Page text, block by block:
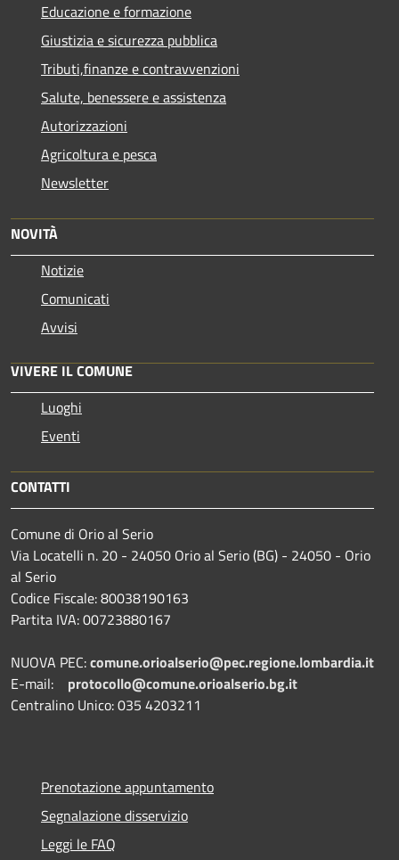
Educazione e formazione
Giustizia e sicurezza pubblica
Tributi,finanze e contravvenzioni
Salute, benessere e assistenza
Autorizzazioni
Agricoltura e pesca
Newsletter
NOVITÀ
Notizie
Comunicati
Avvisi
VIVERE IL COMUNE
Luoghi
Eventi
CONTATTI
Comune di Orio al Serio
Via Locatelli n. 20 - 24050 Orio al Serio (BG) - 24050 - Orio
al Serio
Codice Fiscale: 80038190163
Partita IVA: 00723880167
NUOVA PEC:comune.orioalserio@pec.regione.lombardia.it
E-mail: protocollo@comune.orioalserio.bg.it
Centralino Unico: 035 4203211
Prenotazione appuntamento
Segnalazione disservizio
Leggi le FAQ